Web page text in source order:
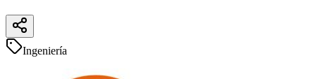
Ingeniería